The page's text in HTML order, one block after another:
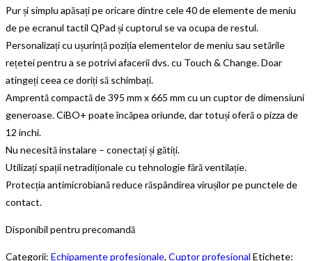
Pur și simplu apăsați pe oricare dintre cele 40 de elemente de meniu
de pe ecranul tactil QPad și cuptorul se va ocupa de restul.
Personalizați cu ușurință poziția elementelor de meniu sau setările
rețetei pentru a se potrivi afacerii dvs. cu Touch & Change. Doar
atingeți ceea ce doriți să schimbați.
Amprentă compactă de 395 mm x 665 mm cu un cuptor de dimensiuni
generoase. CiBO+ poate încăpea oriunde, dar totuși oferă o pizza de
12 inchi.
Nu necesită instalare – conectați și gătiți.
Utilizați spații netradiționale cu tehnologie fără ventilație.
Protecția antimicrobiană reduce răspândirea virușilor pe punctele de
contact.
Disponibil pentru precomandă
Categorii: Echipamente profesionale, Cuptor profesional Etichete: